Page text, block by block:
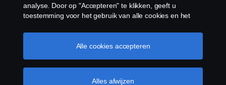
Voorbehouden. Scania Belgium ,A.Van Osslaan 1
analyse. Door op "Accepteren" te klikken, geeft u
toestemming voor het gebruik van alle cookies en het
door op "Cookie Instellingen" te klikken en de
categorieën te selecteren die u wilt accepteren. Voor een
Alles afwijzen
Alle cookies accepteren